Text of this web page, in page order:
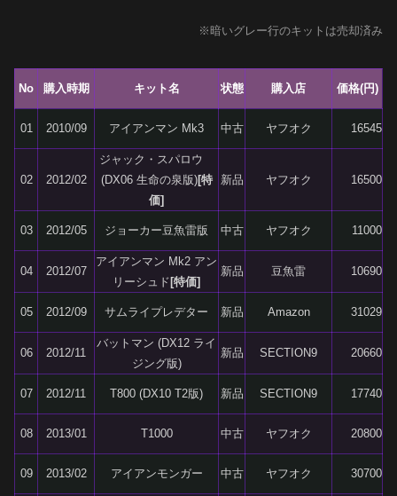
※暗いグレー行のキットは売却済み
No 購入時期 キット名 状態 購入店 価格(円)
01 2010/09 アイアンマン Mk3 中古 ヤフオク 16545
02 2012/02
ジャック・スパロウ
(DX06 生命の泉版)[特
価]
新品 ヤフオク 16500
03 2012/05 ジョーカー豆魚雷版 中古 ヤフオク 11000
04 2012/07
アイアンマン Mk2 アン
リーシュド [特価]
新品 豆魚雷 10690
05 2012/09 サムライプレデター 新品 Amazon 31029
06 2012/11
バットマン (DX12 ライ
ジング版)
新品 SECTION9 20660
07 2012/11 T800 (DX10 T2版) 新品 SECTION9 17740
08 2013/01 T1000 中古 ヤフオク 20800
09 2013/02 アイアンモンガー 中古 ヤフオク 30700